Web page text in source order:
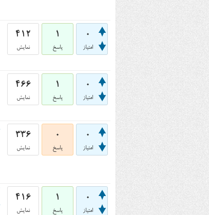
0
امتیاز
1
پاسخ
412
نمایش
0
امتیاز
1
پاسخ
466
نمایش
0
امتیاز
0
پاسخ
336
نمایش
0
امتیاز
1
پاسخ
416
نمایش